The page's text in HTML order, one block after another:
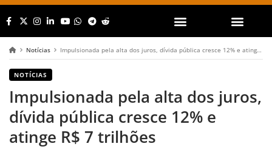
Notícias Impulsionada pela alta dos juros, dívida pública cresce 12% e atinge R$ 7 trilhões
NOTÍCIAS
Impulsionada pela alta dos juros,
dívida pública cresce 12% e
atinge R$ 7 trilhões